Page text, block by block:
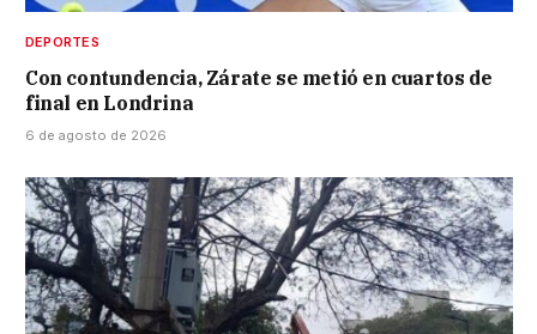
DEPORTES
Con contundencia, Zárate se metió en cuartos de
final en Londrina
6 de agosto de 2026